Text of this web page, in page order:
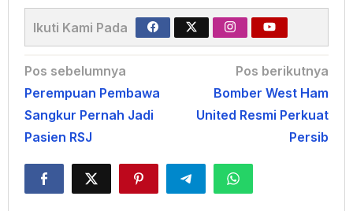
Ikuti Kami Pada
Navigasi
pos
Pos sebelumnya
Perempuan Pembawa
Sangkur Pernah Jadi
Pasien RSJ
Pos berikutnya
Bomber West Ham
United Resmi Perkuat
Persib